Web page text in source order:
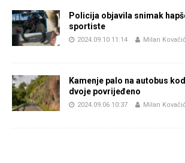
Policija objavila snimak
sportiste
2024.09.10 11:14 Milan
Kamenje palo na autobus
dvoje povrijeđeno
2024.09.06 10:37 Milan